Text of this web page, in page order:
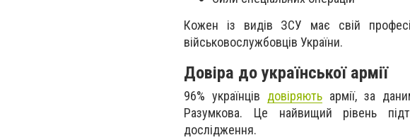
Кожен із видів ЗСУ має свій
військовослужбовців України.
Довіра до української армії
96% українців довіряють армії, за
Разумкова. Це найвищий рівень
дослідження.